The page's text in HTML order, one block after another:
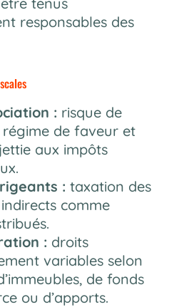
responsables des
: risque de
de faveur et
aux impôts
: taxation des
comme
: droits
variables selon
de fonds
ou d’apports.